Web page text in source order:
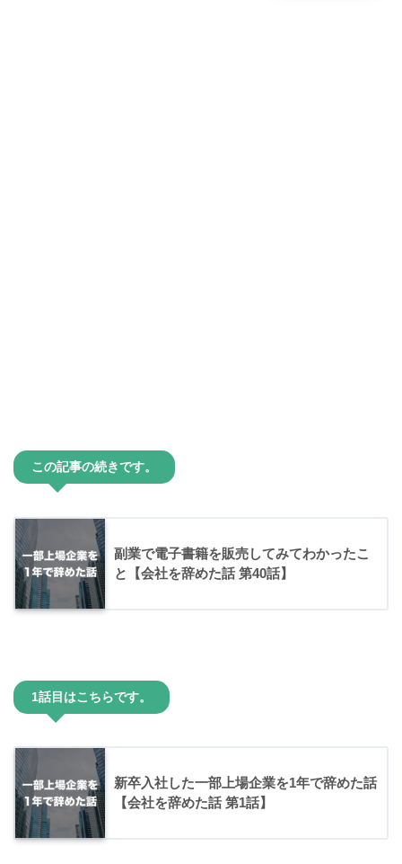
この記事の続きです。
副業で電子書籍を販売してみてわかったこ
と【会社を辞めた話 第40話】
1話目はこちらです。
新卒入社した一部上場企業を1年で辞めた話
【会社を辞めた話 第1話】